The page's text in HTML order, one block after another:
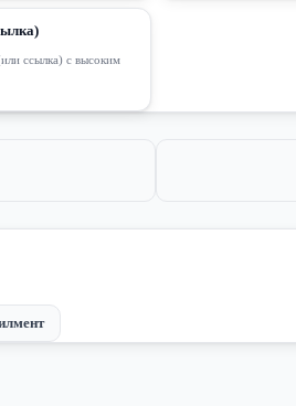
ссылка) с высоким